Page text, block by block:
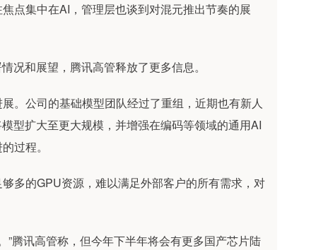
点集中在AI，管理层也谈到对混元推出节奏的展
况和展望，腾讯高管释放了更多信息。
。公司的基础模型团队经过了重组，近期也有新人
型扩大至更大规模，并增强在编码等领域的通用AI
过程。
多的GPU资源，难以满足外部客户的所有需求，对
腾讯高管称，但今年下半年将会有更多国产芯片陆